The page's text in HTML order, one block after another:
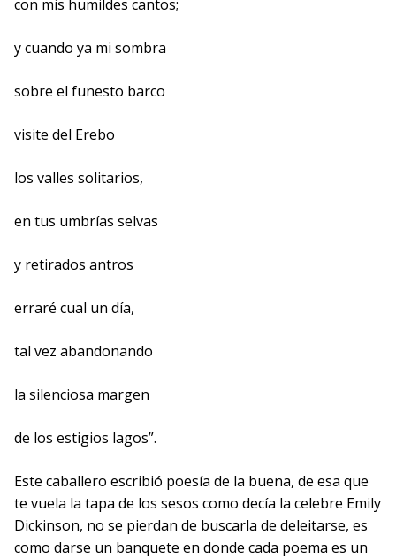
con mis humildes cantos;
y cuando ya mi sombra
sobre el funesto barco
visite del Erebo
los valles solitarios,
en tus umbrías selvas
y retirados antros
erraré cual un día,
tal vez abandonando
la silenciosa margen
de los estigios lagos”.
Este caballero escribió poesía de la buena, de esa que
te vuela la tapa de los sesos como decía la celebre Emily
Dickinson, no se pierdan de buscarla de deleitarse, es
como darse un banquete en donde cada poema es un